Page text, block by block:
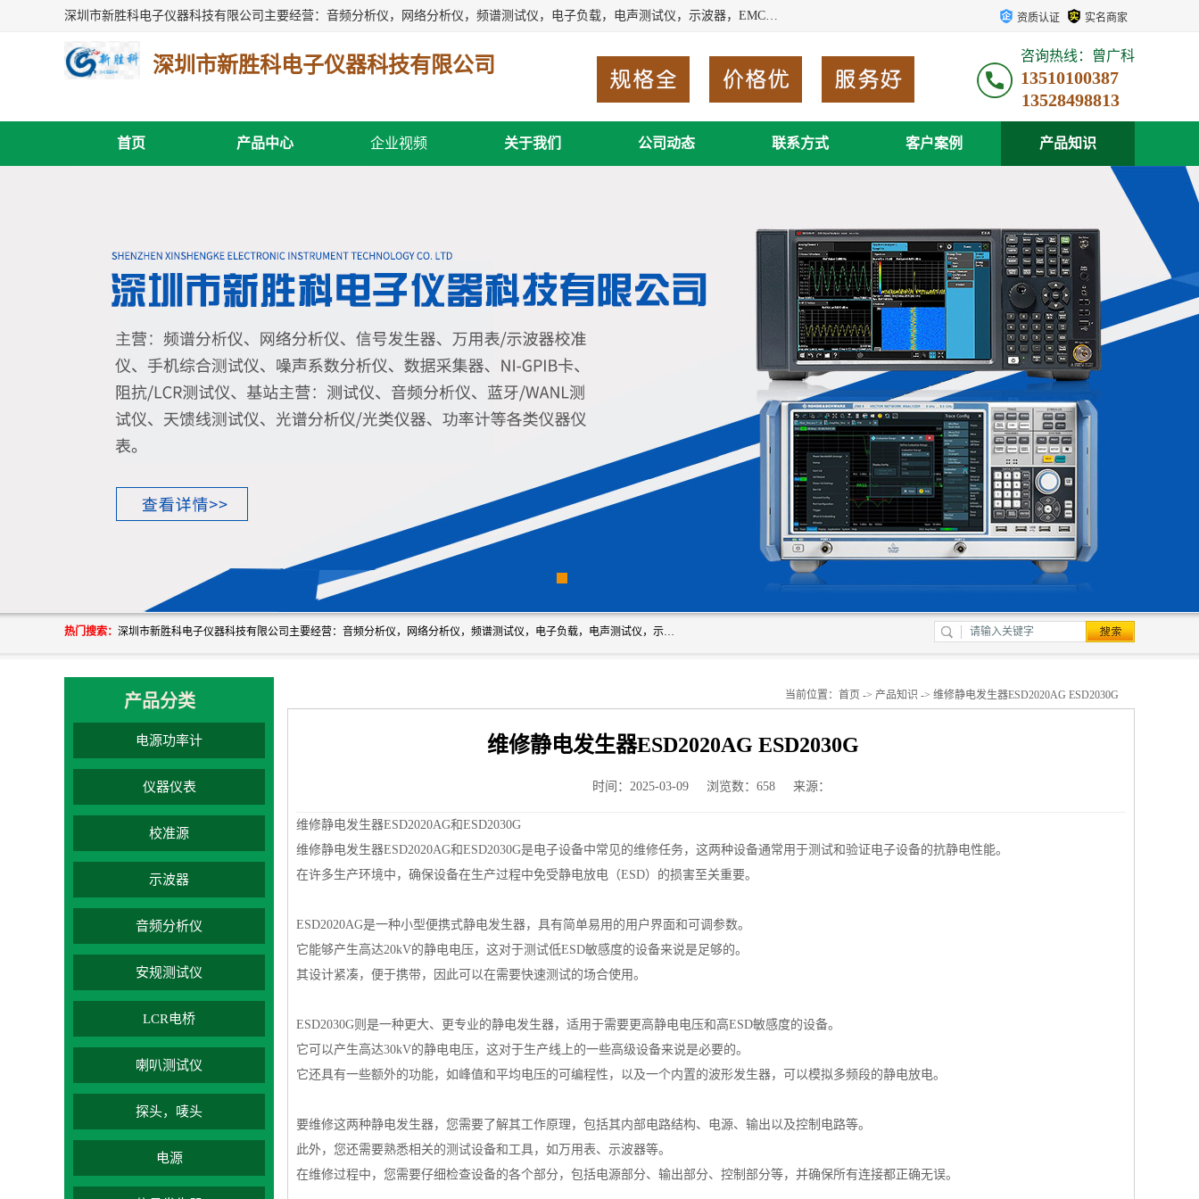
深圳市新胜科电子仪器科技有限公司主要经营：音频分析仪，网络分析仪，频谱测试仪，电子负载，电声测试仪，示波器，EMC电磁兼容测，调制分析仪，LCR测量仪，数字电桥，三相标准源，音频扫频仪，时钟检测仪，信号发生器，电子表，万用表，功率计，喇叭测试仪，综合测试仪等；深圳市新胜科电子仪器科技有限公司希望能与您成为合作伙伴 资质认证 实名商家
深圳市新胜科电子仪器科技有限公司 咨询热线：曾广科
13510100387
首页 产品中心 企业视频 关于我们 公司动态 联系方式 客户案例 产品知识
热门搜索： 深圳市新胜科电子仪器科技有限公司主要经营：音频分析仪，网络分析仪，频谱测试仪，电子负载，电声测试仪，示波器，EMC电磁兼容测，调制分析仪，LCR测量仪，数字电桥，三相标准源，音频扫频仪，时钟检测仪，信号发生器，电子表，万用表，功率计，喇叭测试仪，综合测试仪等；深圳市新胜科电子仪器科技有限公司希望能与您成为合作伙伴
产品分类
电源功率计
仪器仪表
校准源
示波器
音频分析仪
安规测试仪
LCR电桥
喇叭测试仪
探头，唛头
电源
当前位置： 首页 -> 产品知识 -> 维修静电发生器ESD2020AG ESD2030G
维修静电发生器ESD2020AG ESD2030G
时间：2025-03-09 浏览数：658 来源：
维修静电发生器ESD2020AG和ESD2030G
维修静电发生器ESD2020AG和ESD2030G是电子设备中常见的维修任务，这两种设备通常用于测试和验证电子设备的抗静电性能。
在许多生产环境中，确保设备在生产过程中免受静电放电（ESD）的损害至关重要。
ESD2020AG是一种小型便携式静电发生器，具有简单易用的用户界面和可调参数。
它能够产生高达20kV的静电电压，这对于测试低ESD敏感度的设备来说是足够的。
其设计紧凑，便于携带，因此可以在需要快速测试的场合使用。
ESD2030G则是一种更大、更专业的静电发生器，适用于需要更高静电电压和高ESD敏感度的设备。
它可以产生高达30kV的静电电压，这对于生产线上的一些高级设备来说是必要的。
它还具有一些额外的功能，如峰值和平均电压的可编程性，以及一个内置的波形发生器，可以模拟多频段的静电放电。
要维修这两种静电发生器，您需要了解其工作原理，包括其内部电路结构、电源、输出以及控制电路等。
此外，您还需要熟悉相关的测试设备和工具，如万用表、示波器等。
在维修过程中，您需要仔细检查设备的各个部分，包括电源部分、输出部分、控制部分等，并确保所有连接都正确无误。